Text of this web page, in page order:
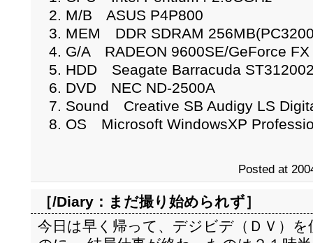
M/B ASUS P4P800
MEM DDR SDRAM
G/A RADEON 9600SE/GeForce FX
HDD Seagate Barracuda
DVD NEC ND-2500A
Sound Creative SB Audigy LS
OS Microsoft WindowsXP
Posted at
［/Diary： まだ撮り始められず］
今日は早く帰って、デジビデ（ＤＶ）